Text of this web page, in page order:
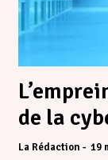
de la
La Rédaction 19